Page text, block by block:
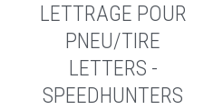
LETTRAGE POUR
PNEU/TIRE
LETTERS -
SPEEDHUNTERS